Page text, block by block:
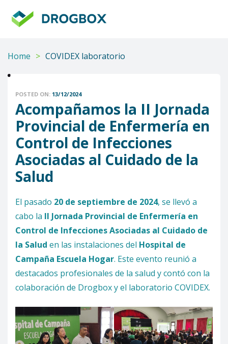
Home > COVIDEX laboratorio
POSTED ON: 13/12/2024
Acompañamos la II Jornada
Provincial de Enfermería en
Control de Infecciones
Asociadas al Cuidado de la
Salud
El pasado 20 de septiembre de 2024, se llevó a
cabo la II Jornada Provincial de Enfermería en
Control de Infecciones Asociadas al Cuidado de
la Salud en las instalaciones del Hospital de
Campaña Escuela Hogar. Este evento reunió a
destacados profesionales de la salud y contó con la
colaboración de Drogbox y el laboratorio COVIDEX.